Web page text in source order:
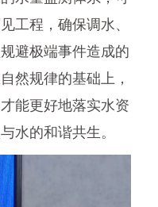
工程，确保调水、
避极端事件造成的
然规律的基础上，
能更好地落实水资
水的和谐共生。